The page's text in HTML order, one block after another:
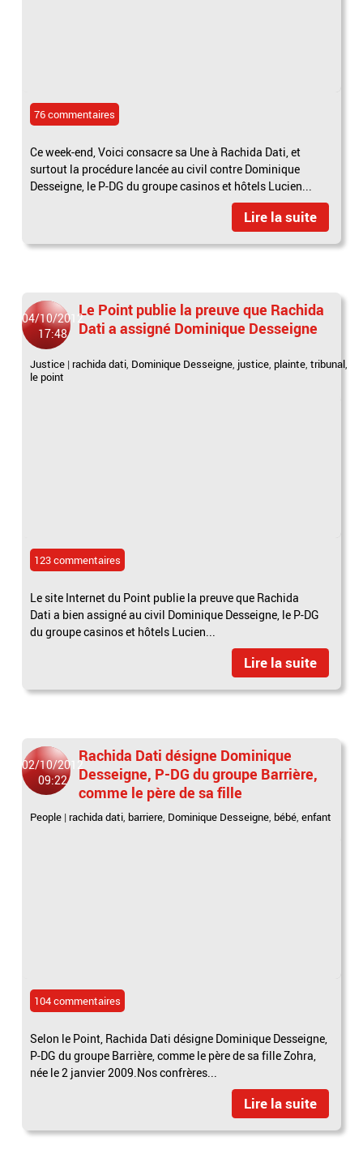
76 commentaires
Ce week-end, Voici consacre sa Une à Rachida Dati, et
surtout la procédure lancée au civil contre Dominique
Desseigne, le P-DG du groupe casinos et hôtels Lucien...
Lire la suite
04/10/2012
17:48
Le Point publie la preuve que Rachida
Dati a assigné Dominique Desseigne
Justice | rachida dati Dominique Desseigne justice plainte ,tribunal
le point
123 commentaires
Le site Internet du Point publie la preuve que Rachida
Dati a bien assigné au civil Dominique Desseigne, le P-DG
du groupe casinos et hôtels Lucien...
Lire la suite
02/10/2012
09:22
Rachida Dati désigne Dominique
Desseigne, P-DG du groupe Barrière,
comme le père de sa fille
People | rachida dati, barriere, Dominique Desseigne, bébé,enfant
104 commentaires
Selon le Point, Rachida Dati désigne Dominique Desseigne,
P-DG du groupe Barrière, comme le père de sa fille Zohra,
née le 2 janvier 2009.Nos confrères...
Lire la suite